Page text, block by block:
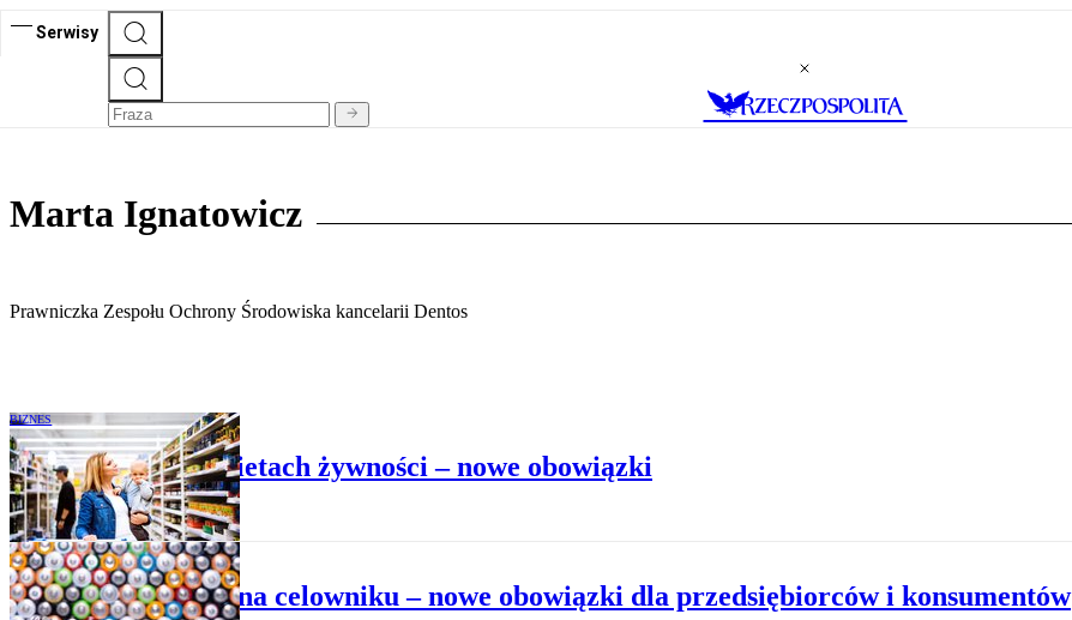
Serwisy
Marta Ignatowicz
Prawniczka Zespołu Ochrony Środowiska kancelarii Dentos
BIZNES
Rewolucja na etykietach żywności – nowe obowiązki
BIZNES
Baterie na celowniku – nowe obowiązki dla przedsiębiorców i konsumentów